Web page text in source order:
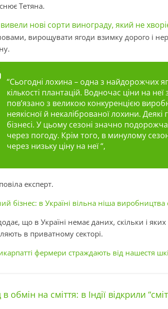
Тетяна.
нові сорти винограду, який не
вирощувати ягоди взимку дорого і
“Сьогодні лохина – одна з найдорожчих
кількості плантацій. Водночас ціни на
пов’язано з великою конкуренцією
неякісної й некаліброваної лохини.
бізнесі. У цьому сезоні значно
через погоду. Крім того, в минулому
через низьку ціну на неї “,
експерт.
бізнес: в Україні вільна ніша виробництва
що в Україні немає даних, скільки і
в приватному секторі.
фермери страждають від нашестя
обмін на сміття: в Індії відкрили